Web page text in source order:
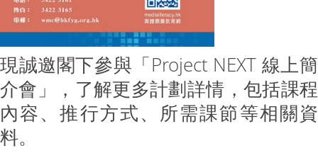
現誠邀閣下參與「Project NEXT 線上簡
介會」，了解更多計劃詳情，包括課程
內容、推行方式、所需課節等相關資
料。